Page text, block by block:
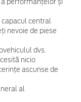
performanțelor și
capacul central
nevoie de piese
dvs.
nicio
ascunse de
al